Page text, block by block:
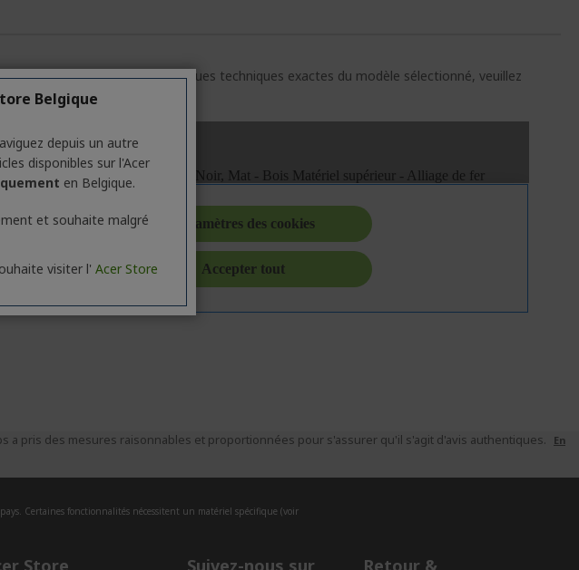
connaître les caractéristiques techniques exactes du modèle sélectionné, veuillez
pris des mesures raisonnables et proportionnées pour s'assurer qu'il s'agit d'avis authentiques.
En
Certaines fonctionnalités nécessitent un matériel spécifique (voir
Store Suivez-nous sur Retour &
Belgique
depuis un autre
disponibles sur l'Acer
en Belgique.
et souhaite malgré
visiter l' Acer Store